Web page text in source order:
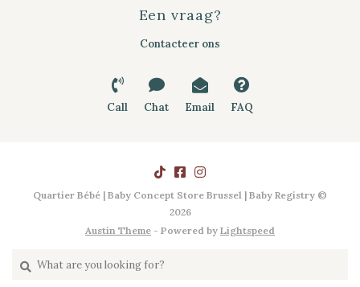
Een vraag?
Contacteer ons
Call Chat Email FAQ
Quartier Bébé | Baby Concept Store Brussel | Baby Registry ©
2026
Austin Theme - Powered by Lightspeed